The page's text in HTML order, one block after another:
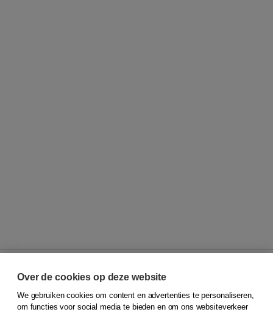
© 2026Koninklijke Boom uitgevers
Over de cookies op deze website
We gebruiken cookies om content en advertenties te personaliseren,
om functies voor social media te bieden en om ons websiteverkeer